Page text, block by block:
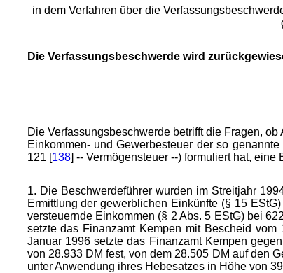
in dem Verfahren über die
Die Verfassungsbeschwerde wird
Die Verfassungsbeschwerde betrifft die Fragen,
Einkommen- und Gewerbesteuer der so
121 [138] -- Vermögensteuer --) formuliert hat, eine
1. Die Beschwerdeführer wurden im Streitjahr
Ermittlung der gewerblichen Einkünfte (§ 15
versteuernde Einkommen (§ 2 Abs. 5 EStG) bei
setzte das Finanzamt Kempen mit Bescheid
Januar 1996 setzte das Finanzamt Kempen
von 28.933 DM fest, von dem 28.505 DM auf den
unter Anwendung ihres Hebesatzes in Höhe von